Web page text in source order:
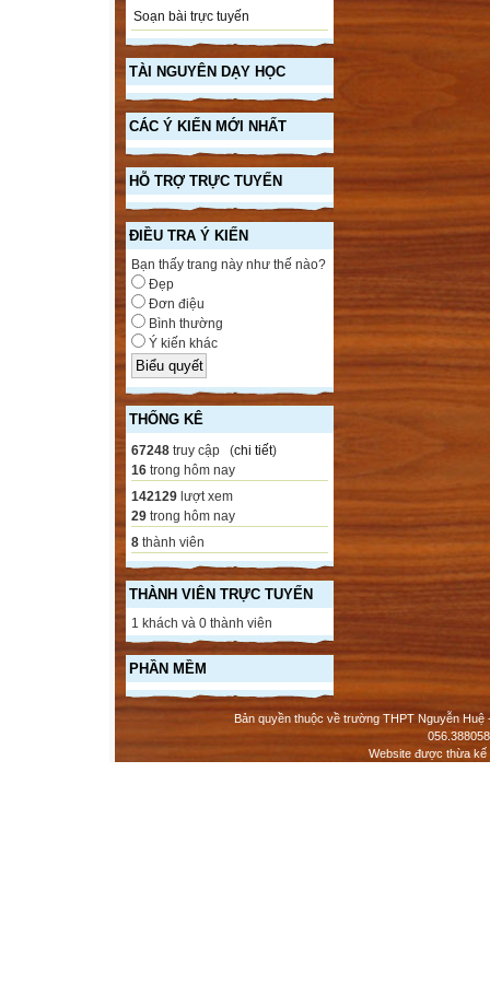
Soạn bài trực tuyến
TÀI NGUYÊN DẠY HỌC
CÁC Ý KIẾN MỚI NHẤT
HỖ TRỢ TRỰC TUYẾN
ĐIỀU TRA Ý KIẾN
Bạn thấy trang này như thế nào?
Đẹp
Đơn điệu
Bình thường
Ý kiến khác
THỐNG KÊ
67248 truy cập (chi tiết)
16 trong hôm nay
142129 lượt xem
29 trong hôm nay
8 thành viên
THÀNH VIÊN TRỰC TUYẾN
1 khách và 0 thành viên
PHẦN MỀM
Bản quyền thuộc về trường THPT Nguyễn
Website được thừa